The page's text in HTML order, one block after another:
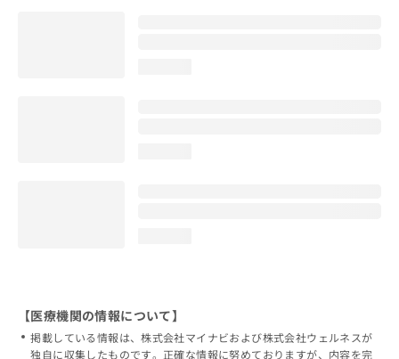
【医療機関の情報について】
掲載している情報は、株式会社マイナビおよび株式会社ウェルネスが
独自に収集したものです。正確な情報に努めておりますが、内容を完